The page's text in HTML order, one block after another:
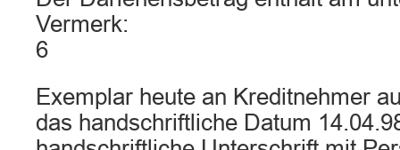
Vermerk:
6
Exemplar heute an Kreditnehmer
das handschriftliche Datum